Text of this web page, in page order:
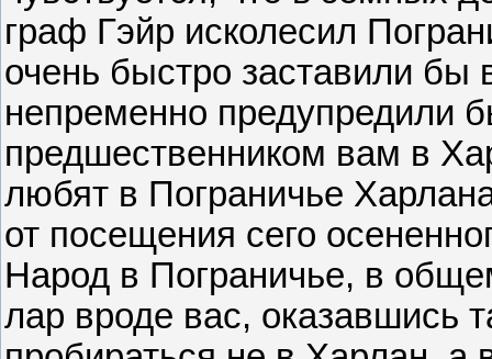
граф Гэйр исколесил
очень быстро заставили
непременно предупредили
предшественником вам в
любят в Пограничье
от посещения сего
Народ в Пограничье, в
лар вроде вас, оказавшись